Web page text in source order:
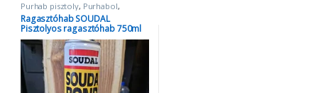
Purhab pisztoly, Purhabol,
Ragasztó- és Tömítőanyagok
ragasztóhab
Ragasztóhab SOUDAL
Pisztolyos ragasztóhab 750ml
#Purhab